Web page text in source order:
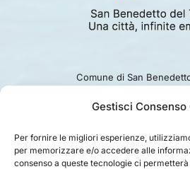
Gestisci Consenso
Per fornire le migliori esperienze,
per memorizzare e/o accedere alle
consenso a queste tecnologie ci
Comune di San
Ufficio turismo:
PRIVACY |COOKIE | LEGAL